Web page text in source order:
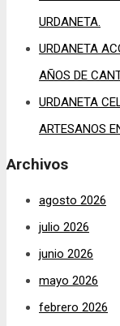
URDANETA.
URDANETA
AÑOS DE
URDANETA
ARTESANOS
Archivos
agosto 2026
julio 2026
junio 2026
mayo 2026
febrero 2026